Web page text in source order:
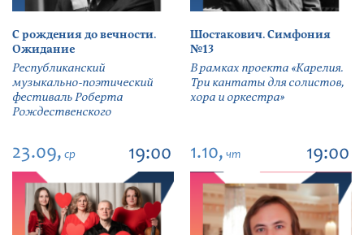
С рождения до вечности.
Ожидание
Республиканский
музыкально-поэтический
фестиваль Роберта
Рождественского
Шостакович. Симфония
№13
В рамках проекта «Карелия.
Три кантаты для солистов,
хора и оркестра»
23.09, ср 19:00 1.10, чт 19:00